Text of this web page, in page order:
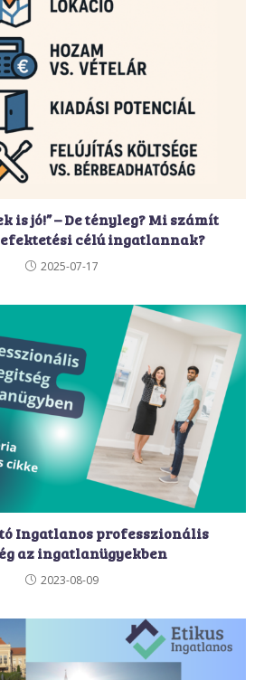
is jó!” – De tényleg? Mi számít
célú ingatlannak?
2025-07-17
Ingatlanos professzionális
az ingatlanügyekben
2023-08-09